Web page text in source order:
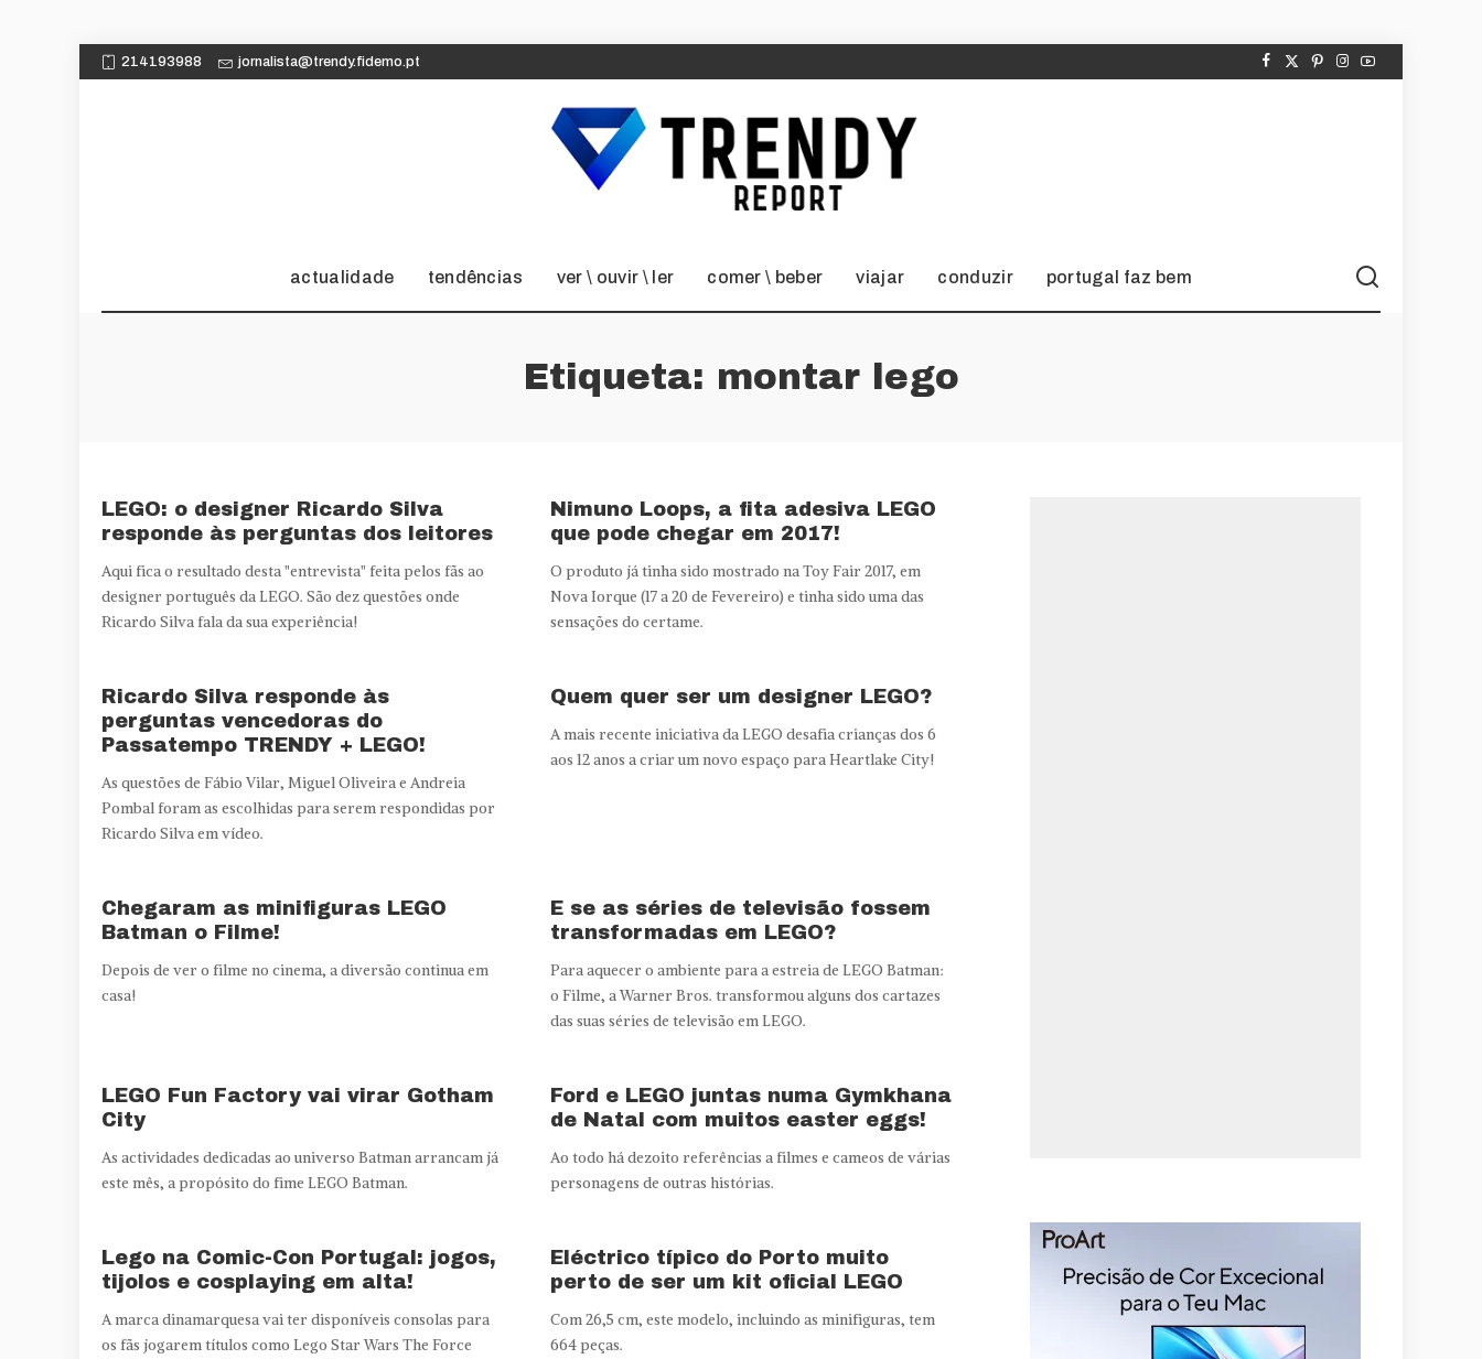
214193988 jornalista@trendy.fidemo.pt
actualidade tendências ver \ ouvir \ ler comer \ beber viajar conduzir portugal faz bem
Etiqueta: montar lego
LEGO: o designer Ricardo Silva
responde às perguntas dos leitores
Aqui fica o resultado desta "entrevista" feita pelos fãs ao
designer português da LEGO. São dez questões onde
Ricardo Silva fala da sua experiência!
Nimuno Loops, a fita adesiva LEGO
que pode chegar em 2017!
O produto já tinha sido mostrado na Toy Fair 2017, em
Nova Iorque (17 a 20 de Fevereiro) e tinha sido uma das
sensações do certame.
Ricardo Silva responde às
perguntas vencedoras do
Passatempo TRENDY + LEGO!
As questões de Fábio Vilar, Miguel Oliveira e Andreia
Pombal foram as escolhidas para serem respondidas por
Ricardo Silva em vídeo.
Quem quer ser um designer LEGO?
A mais recente iniciativa da LEGO desafia crianças dos 6
aos 12 anos a criar um novo espaço para Heartlake City!
Chegaram as minifiguras LEGO
Batman o Filme!
Depois de ver o filme no cinema, a diversão continua em
casa!
E se as séries de televisão fossem
transformadas em LEGO?
Para aquecer o ambiente para a estreia de LEGO Batman:
o Filme, a Warner Bros. transformou alguns dos cartazes
das suas séries de televisão em LEGO.
LEGO Fun Factory vai virar Gotham
City
As actividades dedicadas ao universo Batman arrancam já
este mês, a propósito do fime LEGO Batman.
Ford e LEGO juntas numa Gymkhana
de Natal com muitos easter eggs!
Ao todo há dezoito referências a filmes e cameos de várias
personagens de outras histórias.
Lego na Comic-Con Portugal: jogos,
tijolos e cosplaying em alta!
A marca dinamarquesa vai ter disponíveis consolas para
os fãs jogarem títulos como Lego Star Wars The Force
Eléctrico típico do Porto muito
perto de ser um kit oficial LEGO
Com 26,5 cm, este modelo, incluindo as minifiguras, tem
664 peças.